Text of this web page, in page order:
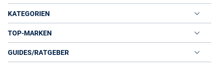
KATEGORIEN
TOP-MARKEN
GUIDES/RATGEBER